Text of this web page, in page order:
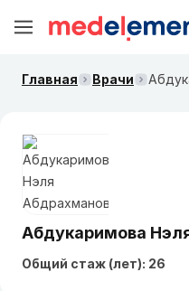
Главная Врачи
Абдукаримова
Общий стаж (лет): 26